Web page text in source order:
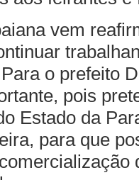
vem
o prefeito
pois
Estado da
para que